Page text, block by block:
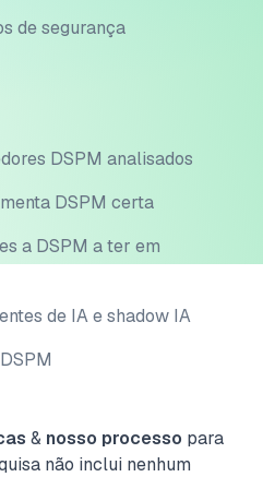
de segurança
DSPM analisados
DSPM certa
a DSPM a ter em
de IA e shadow IA
& nosso processo para
não inclui nenhum